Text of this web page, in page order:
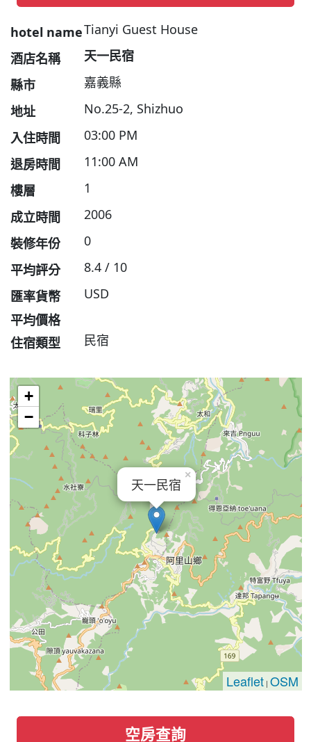
hotel nameTianyi Guest House
酒店名稱
天一民宿
縣市
嘉義縣
地址
No.25-2, Shizhuo
入住時間
03:00 PM
退房時間
11:00 AM
樓層
1
成立時間
2006
裝修年份
0
平均評分
8.4 / 10
匯率貨幣
USD
平均價格
住宿類型
民宿
天一民宿
×
+
−
Leaflet| OSM
空房查詢